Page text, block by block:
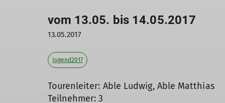
vom 13.05. bis 14.05.2017
13.05.2017
Jugend2017
Tourenleiter: Able Ludwig, Able Matthias
Teilnehmer: 3